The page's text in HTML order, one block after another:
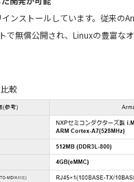
ンストールしています。従来の
で無償公開され、Linuxの豊富な
較